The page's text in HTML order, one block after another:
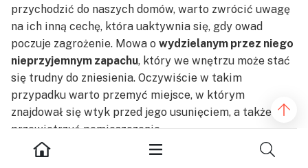
przychodzić do naszych domów, warto zwrócić uwagę
na ich inną cechę, która uaktywnia się, gdy owad
poczuje zagrożenie. Mowa o wydzielanym przez niego
nieprzyjemnym zapachu, który we wnętrzu może stać
się trudny do zniesienia. Oczywiście w takim
przypadku warto przemyć miejsce, w którym
znajdował się wtyk przed jego usunięciem, a także
przewietrzyć pomieszczenie.